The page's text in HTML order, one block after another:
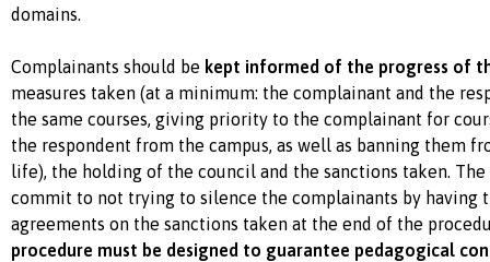
domains.
Complainants should be kept informed of the progress of
measures taken (at a minimum: the complainant and the
the same courses, giving priority to the complainant for
the respondent from the campus, as well as banning them
life), the holding of the council and the sanctions taken.
commit to not trying to silence the complainants by having
agreements on the sanctions taken at the end of the
procedure must be designed to guarantee pedagogical